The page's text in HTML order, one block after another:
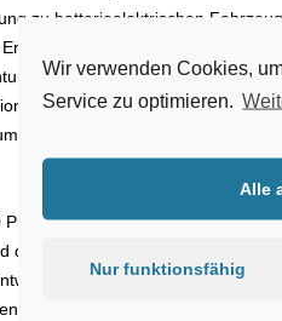
zu batterieelektrischen
beschleunigen. Dies
zeigen wir deutlich, dass wir
jedoch Wirklichkeit werden
die erforderliche
am Joint Venture beteiligt
Volvo Group werden in allen
für beide
Transport und anspruchsvolle
Wir verwenden Cookies,
Service zu optimieren.
Alle
Nur funktionsfähig